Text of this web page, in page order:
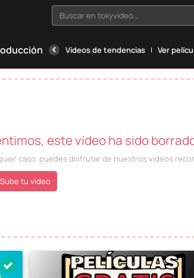
Buscar en tokyvideo...
Vídeos de tendencias Ver
este vídeo ha sido
caso, puedes disfrutar de nuestros vídeos
Sube tu vídeo